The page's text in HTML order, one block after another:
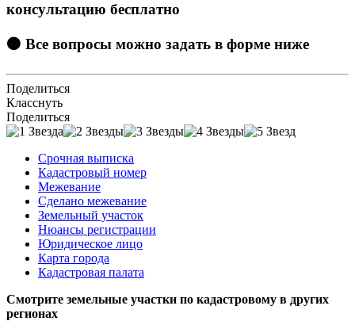
консультацию бесплатно
🟠 Все вопросы можно задать в форме ниже
Поделиться
Класснуть
Поделиться
Срочная выписка
Кадастровый номер
Межевание
Сделано межевание
Земельный участок
Нюансы регистрации
Юридическое лицо
Карта города
Кадастровая палата
Смотрите земельные участки по кадастровому в других
регионах